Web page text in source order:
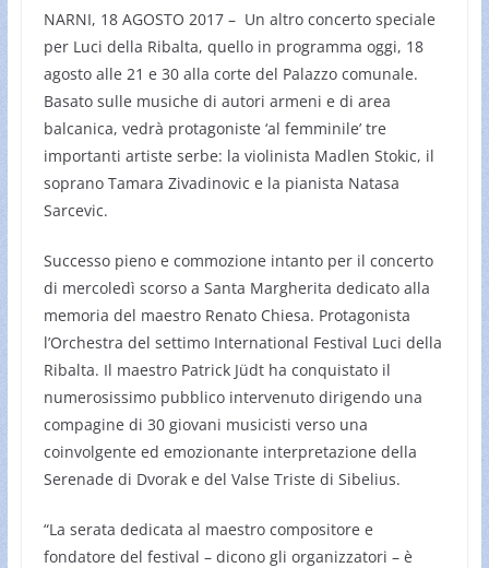
NARNI, 18 AGOSTO 2017 – Un altro concerto speciale
per Luci della Ribalta, quello in programma oggi, 18
agosto alle 21 e 30 alla corte del Palazzo comunale.
Basato sulle musiche di autori armeni e di area
balcanica, vedrà protagoniste ‘al femminile’ tre
importanti artiste serbe: la violinista Madlen Stokic, il
soprano Tamara Zivadinovic e la pianista Natasa
Sarcevic.
Successo pieno e commozione intanto per il concerto
di mercoledì scorso a Santa Margherita dedicato alla
memoria del maestro Renato Chiesa. Protagonista
l’Orchestra del settimo International Festival Luci della
Ribalta. Il maestro Patrick Jüdt ha conquistato il
numerosissimo pubblico intervenuto dirigendo una
compagine di 30 giovani musicisti verso una
coinvolgente ed emozionante interpretazione della
Serenade di Dvorak e del Valse Triste di Sibelius.
“La serata dedicata al maestro compositore e
fondatore del festival – dicono gli organizzatori – è